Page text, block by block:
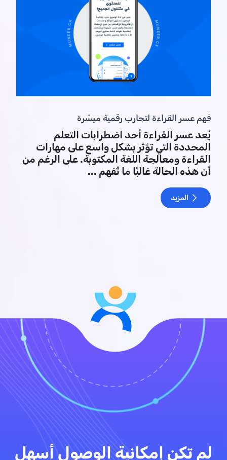
فهم عسر القراءة لتجارب رقمية ميسّرة
يُعد عسر القراءة أحد اضطرابات التعلم
المحددة التي تؤثر بشكل واسع على مهارات
القراءة ومعالجة اللغة المكتوبة. على الرغم من
أن هذه الحالة غالبًا ما تُفهم ...
المزيد
لم تكن إمكانية الوصول أسهل